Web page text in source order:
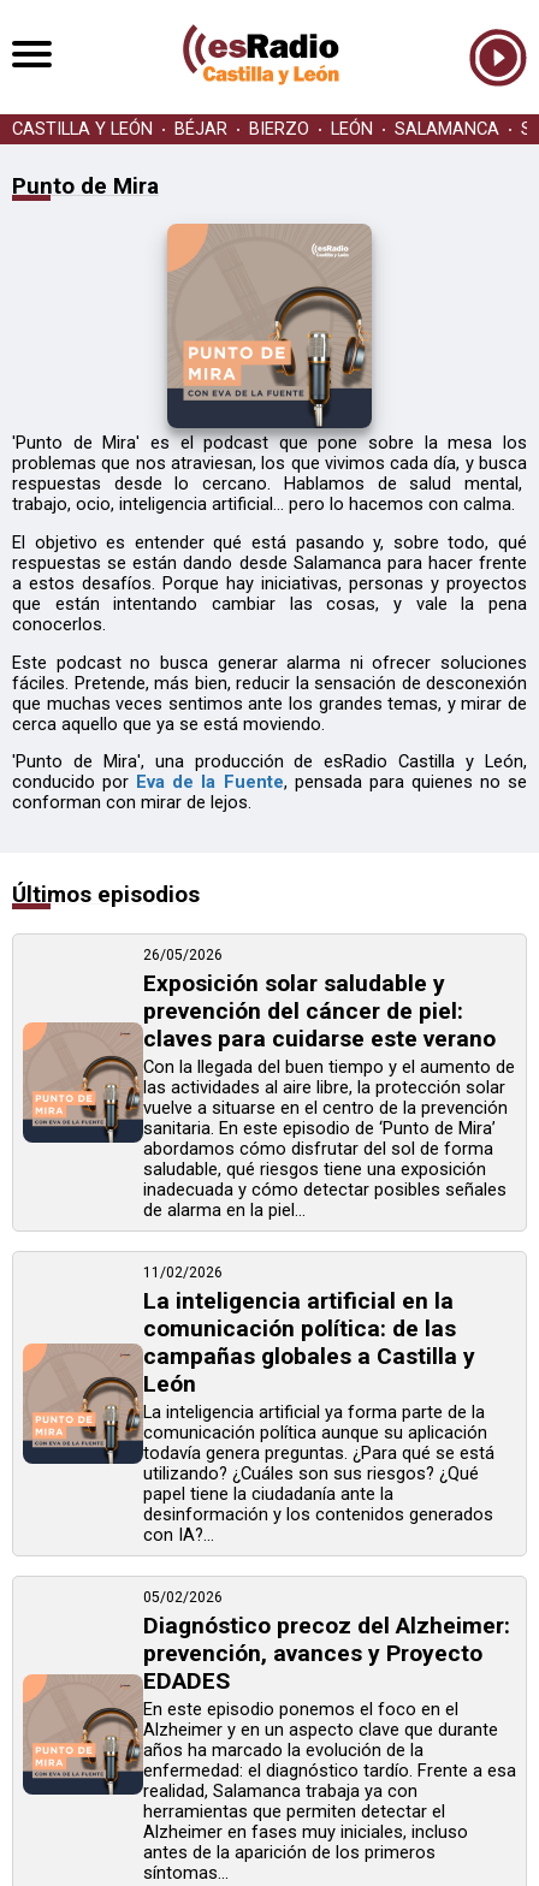
CASTILLA Y LEÓN BÉJAR BIERZO LEÓN SALAMANCA
Punto de Mira
'Punto de Mira' es el podcast que pone sobre la mesa los
problemas que nos atraviesan, los que vivimos cada día, y busca
respuestas desde lo cercano. Hablamos de salud mental,
trabajo, ocio, inteligencia artificial… pero lo hacemos con calma.
El objetivo es entender qué está pasando y, sobre todo, qué
respuestas se están dando desde Salamanca para hacer frente
a estos desafíos. Porque hay iniciativas, personas y proyectos
que están intentando cambiar las cosas, y vale la pena
conocerlos.
Este podcast no busca generar alarma ni ofrecer soluciones
fáciles. Pretende, más bien, reducir la sensación de desconexión
que muchas veces sentimos ante los grandes temas, y mirar de
cerca aquello que ya se está moviendo.
'Punto de Mira', una producción de esRadio Castilla y León,
conducido por Eva de la Fuente, pensada para quienes no se
conforman con mirar de lejos.
Últimos episodios
26/05/2026
Exposición solar saludable y
prevención del cáncer de piel:
claves para cuidarse este verano
Con la llegada del buen tiempo y el aumento de
las actividades al aire libre, la protección solar
vuelve a situarse en el centro de la prevención
sanitaria. En este episodio de ‘Punto de Mira’
abordamos cómo disfrutar del sol de forma
saludable, qué riesgos tiene una exposición
inadecuada y cómo detectar posibles señales
de alarma en la piel...
11/02/2026
La inteligencia artificial en la
comunicación política: de las
campañas globales a Castilla y
León
La inteligencia artificial ya forma parte de la
comunicación política aunque su aplicación
todavía genera preguntas. ¿Para qué se está
utilizando? ¿Cuáles son sus riesgos? ¿Qué
papel tiene la ciudadanía ante la
desinformación y los contenidos generados
con IA?...
05/02/2026
Diagnóstico precoz del Alzheimer:
prevención, avances y Proyecto
EDADES
En este episodio ponemos el foco en el
Alzheimer y en un aspecto clave que durante
años ha marcado la evolución de la
enfermedad: el diagnóstico tardío. Frente a esa
realidad, Salamanca trabaja ya con
herramientas que permiten detectar el
Alzheimer en fases muy iniciales, incluso
antes de la aparición de los primeros
síntomas...